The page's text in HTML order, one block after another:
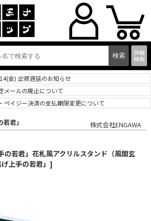
詳細
検索
金) 出荷遅延のお知らせ
メールの廃止について
ペイジー決済の支払期限変更について
君」 株式会社ENGAWA
の若君」花札風アクリルスタンド（風間玄
上手の若君」]